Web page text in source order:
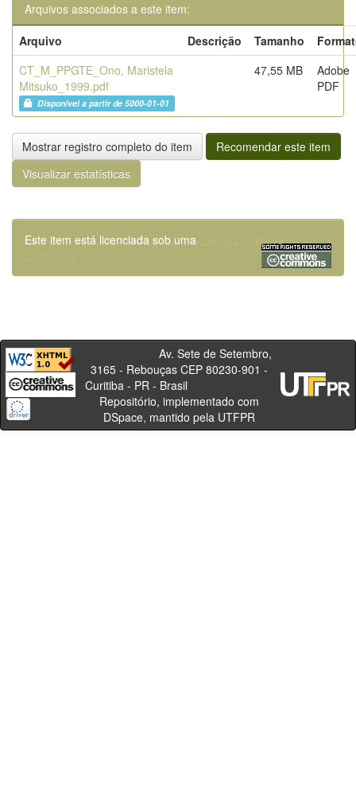
Arquivos associados a este item:
Arquivo
Descrição Tamanho
CT_M_PPGTE_Ono, Maristela
Mitsuko_1999.pdf
Disponível a partir de 5000-01-01
47,55 MB
Adobe
PDF
Mostrar registro completo do item
Recomendar este item
Visualizar estatísticas
Este item está licenciada sob uma
Licença Creative
Commons
Av. Sete de Setembro,
3165 - Rebouças CEP 80230-901 -
Curitiba - PR - Brasil
Repositório, implementado com
DSpace, mantido pela UTFPR